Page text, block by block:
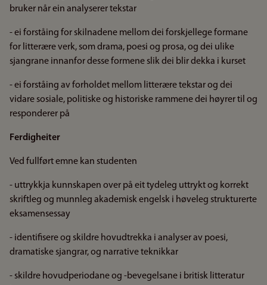
bruker når ein analyserer tekstar
- ei forståing for skilnadene mellom dei forskjellege formane
for litterære verk, som drama, poesi og prosa, og dei ulike
sjangrane innanfor desse formene slik dei blir dekka i kurset
- ei forståing av forholdet mellom litterære tekstar og dei
vidare sosiale, politiske og historiske rammene dei høyrer til og
responderer på
Ferdigheiter
Ved fullført emne kan studenten
- uttrykkja kunnskapen over på eit tydeleg uttrykt og korrekt
skriftleg og munnleg akademisk engelsk i høveleg strukturerte
eksamensessay
- identifisere og skildre hovudtrekka i analyser av poesi,
dramatiske sjangrar, og narrative teknikkar
- skildre hovudperiodane og -bevegelsane i britisk litteratur